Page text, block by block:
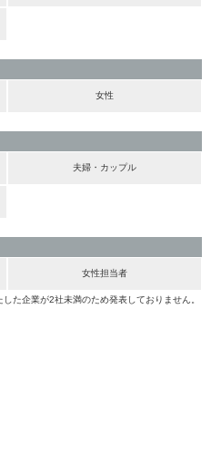
女性
夫婦・カップル
女性担当者
た企業が2社未満のため発表しておりません。